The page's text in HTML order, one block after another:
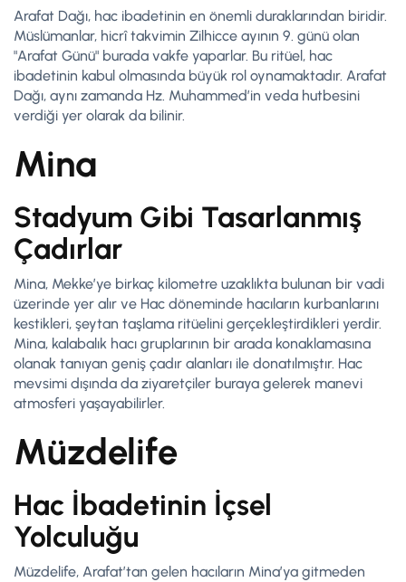
Arafat Dağı, hac ibadetinin en önemli duraklarından biridir.
Müslümanlar, hicrî takvimin Zilhicce ayının 9. günü olan
"Arafat Günü" burada vakfe yaparlar. Bu ritüel, hac
ibadetinin kabul olmasında büyük rol oynamaktadır. Arafat
Dağı, aynı zamanda Hz. Muhammed’in veda hutbesini
verdiği yer olarak da bilinir.
Mina
Stadyum Gibi Tasarlanmış
Çadırlar
Mina, Mekke’ye birkaç kilometre uzaklıkta bulunan bir vadi
üzerinde yer alır ve Hac döneminde hacıların kurbanlarını
kestikleri, şeytan taşlama ritüelini gerçekleştirdikleri yerdir.
Mina, kalabalık hacı gruplarının bir arada konaklamasına
olanak tanıyan geniş çadır alanları ile donatılmıştır. Hac
mevsimi dışında da ziyaretçiler buraya gelerek manevi
atmosferi yaşayabilirler.
Müzdelife
Hac İbadetinin İçsel
Yolculuğu
Müzdelife, Arafat’tan gelen hacıların Mina’ya gitmeden